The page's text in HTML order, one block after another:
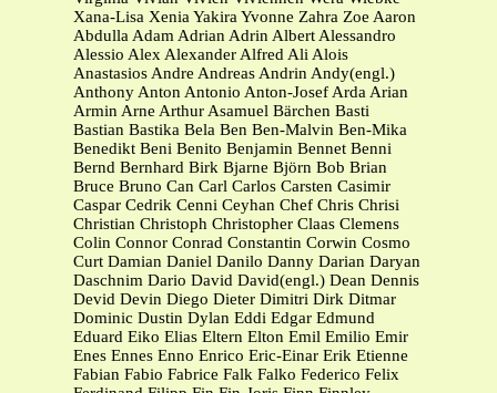
Xana-Lisa Xenia Yakira Yvonne Zahra Zoe Aaron
Abdulla Adam Adrian Adrin Albert Alessandro
Alessio Alex Alexander Alfred Ali Alois
Anastasios Andre Andreas Andrin Andy(engl.)
Anthony Anton Antonio Anton-Josef Arda Arian
Armin Arne Arthur Asamuel Bärchen Basti
Bastian Bastika Bela Ben Ben-Malvin Ben-Mika
Benedikt Beni Benito Benjamin Bennet Benni
Bernd Bernhard Birk Bjarne Björn Bob Brian
Bruce Bruno Can Carl Carlos Carsten Casimir
Caspar Cedrik Cenni Ceyhan Chef Chris Chrisi
Christian Christoph Christopher Claas Clemens
Colin Connor Conrad Constantin Corwin Cosmo
Curt Damian Daniel Danilo Danny Darian Daryan
Daschnim Dario David David(engl.) Dean Dennis
Devid Devin Diego Dieter Dimitri Dirk Ditmar
Dominic Dustin Dylan Eddi Edgar Edmund
Eduard Eiko Elias Eltern Elton Emil Emilio Emir
Enes Ennes Enno Enrico Eric-Einar Erik Etienne
Fabian Fabio Fabrice Falk Falko Federico Felix